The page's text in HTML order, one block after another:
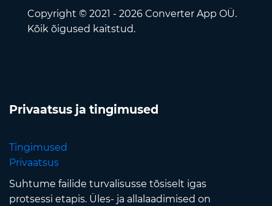
Copyright © 2021 - 2026 Converter App OÜ.
Kõik õigused kaitstud.
Privaatsus ja tingimused
Tingimused
Privaatsus
Suhtume failide turvalisusse tõsiselt igas
protsessi etapis. Üles- ja allalaadimised on